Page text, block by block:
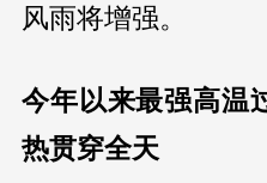
风雨将增强。
今年以来最强高温
热贯穿全天